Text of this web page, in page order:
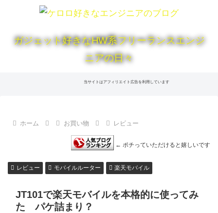
ガジェット好きなHW系フリーランスエンジ
ニアの日々
当サイトはアフィリエイト広告を利用しています
ホーム お買い物 レビュー
← ポチっていただけると嬉しいです
レビュー モバイルルーター 楽天モバイル
JT101で楽天モバイルを本格的に使ってみ
た パケ詰まり？